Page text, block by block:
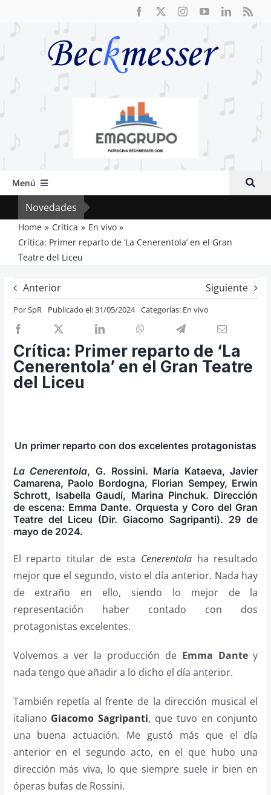
Menú
Inicio
Actual
Artículos
Previos de ópera
Entrevistas
Recomendación
Cosas de Beckmesser
Nosotros y privacidad
Buscar:
Novedades
Home Crítica
En vivo
Crítica: Primer reparto de ‘La Cenerentola’ en el Gran
Teatre del Liceu
Anterior Siguiente
PorSpR Publicado el: 31/05/2024 Categorías: En vivo
Crítica: Primer reparto de ‘La
Cenerentola’ en el Gran Teatre
del Liceu
Un primer reparto con dos excelentes protagonistas
La Cenerentola, G. Rossini. María Kataeva, Javier
Camarena, Paolo Bordogna, Florian Sempey, Erwin
Schrott, Isabella Gaudí, Marina Pinchuk. Dirección
de escena: Emma Dante. Orquesta y Coro del Gran
Teatre del Liceu (Dir. Giacomo Sagripanti). 29 de
mayo de 2024.
El reparto titular de esta Cenerentola ha resultado
mejor que el segundo, visto el día anterior. Nada hay
de extraño en ello, siendo lo mejor de la
representación haber contado con dos
protagonistas excelentes.
Volvemos a ver la producción de Emma Dantey
nada tengo que añadir a lo dicho el día anterior.
También repetía al frente de la dirección musical el
italiano Giacomo Sagripanti, que tuvo en conjunto
una buena actuación. Me gustó más que el día
anterior en el segundo acto, en el que hubo una
dirección más viva, lo que siempre suele ir bien en
óperas bufas de Rossini.